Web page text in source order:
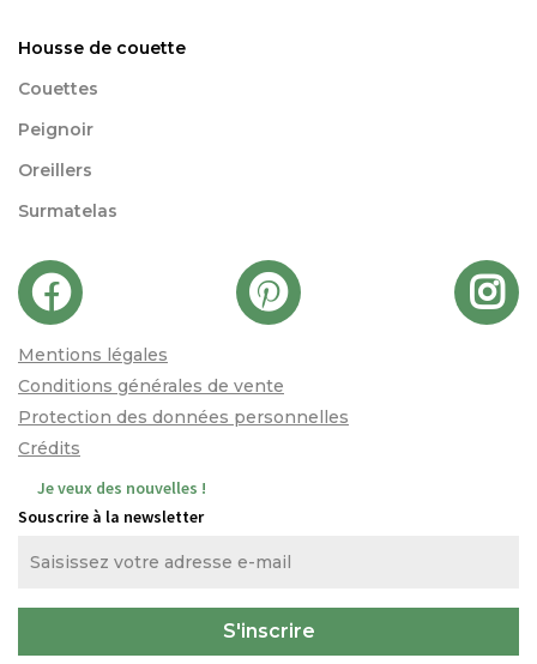
Housse de couette
Couettes
Peignoir
Oreillers
Surmatelas
Mentions légales
Conditions générales de vente
Protection des données personnelles
Crédits
Je veux des nouvelles !
Souscrire à la newsletter